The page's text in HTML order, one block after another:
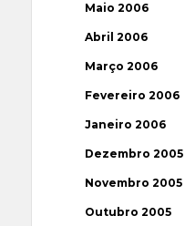
Maio 2006
Abril 2006
Março 2006
Fevereiro 2006
Janeiro 2006
Dezembro 2005
Novembro 2005
Outubro 2005